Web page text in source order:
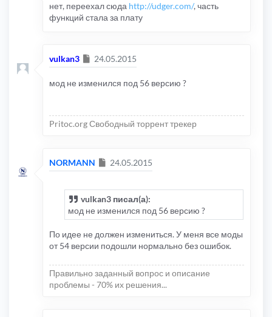
нет, переехал сюда http://udger.com/, часть
функций стала за плату
vulkan3 Сообщение
24.05.2015
мод не изменился под 56 версию ?
Pritoc.org Свободный торрент трекер
NORMANN Сообщение
24.05.2015
vulkan3 писал(а):
мод не изменился под 56 версию ?
По идее не должен измениться. У меня все моды
от 54 версии подошли нормально без ошибок.
Правильно заданный вопрос и описание
проблемы - 70% их решения...